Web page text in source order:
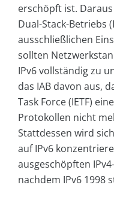
erschöpft ist.
Dual-Stack-Betriebs
ausschließlichen
sollten
IPv6 vollständig zu
das IAB davon aus,
Task Force (IETF)
Protokollen nicht
Stattdessen wird
auf IPv6
ausgeschöpften
nachdem IPv6 1998